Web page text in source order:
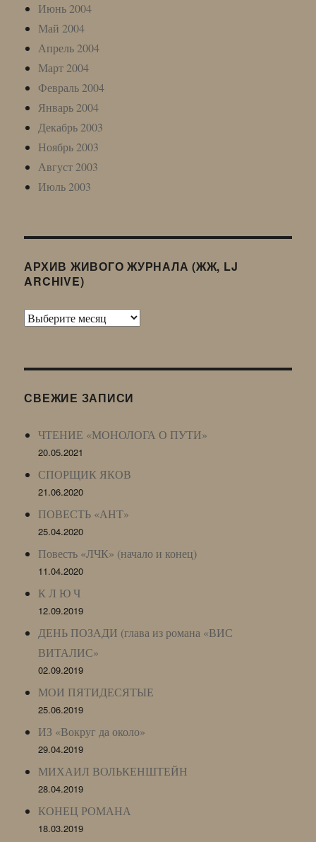
Июнь 2004
Май 2004
Апрель 2004
Март 2004
Февраль 2004
Январь 2004
Декабрь 2003
Ноябрь 2003
Август 2003
Июль 2003
АРХИВ ЖИВОГО ЖУРНАЛА (ЖЖ, LJ
ARCHIVE)
Архив
LJ
СВЕЖИЕ ЗАПИСИ
ЧТЕНИЕ «МОНОЛОГА О ПУТИ»
20.05.2021
СПОРЩИК ЯКОВ
21.06.2020
ПОВЕСТЬ «АНТ»
25.04.2020
Повесть «ЛЧК» (начало и конец)
11.04.2020
К Л Ю Ч
12.09.2019
ДЕНЬ ПОЗАДИ (глава из романа «ВИС
ВИТАЛИС»
02.09.2019
МОИ ПЯТИДЕСЯТЫЕ
25.06.2019
ИЗ «Вокруг да около»
29.04.2019
МИХАИЛ ВОЛЬКЕНШТЕЙН
28.04.2019
КОНЕЦ РОМАНА
18.03.2019